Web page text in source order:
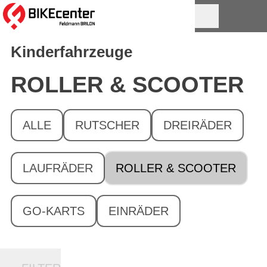
Kinderfahrzeuge
ROLLER & SCOOTER
ALLE RUTSCHER DREIRÄDER
LAUFRÄDER ROLLER & SCOOTER
GO-KARTS EINRÄDER